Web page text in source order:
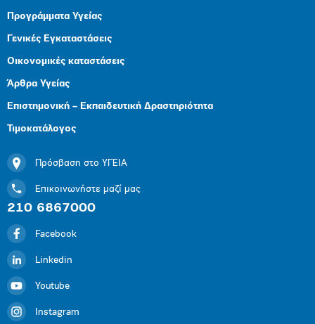
Προγράμματα Υγείας
Γενικές Εγκαταστάσεις
Οικονομικές καταστάσεις
Άρθρα Υγείας
Επιστημονική – Εκπαιδευτική Δραστηριότητα
Τιμοκατάλογος
Πρόσβαση στο ΥΓΕΙΑ
Επικοινωνήστε μαζί μας
210 6867000
Facebook
Linkedin
Youtube
Instagram